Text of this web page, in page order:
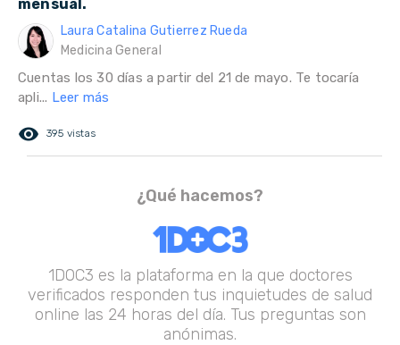
mensual.
Laura Catalina Gutierrez Rueda
Medicina General
Cuentas los 30 días a partir del 21 de mayo. Te tocaría
apli... Leer más
remove_red_eye 395 vistas
¿Qué hacemos?
1DOC3 es la plataforma en la que doctores
verificados responden tus inquietudes de salud
online las 24 horas del día. Tus preguntas son
anónimas.